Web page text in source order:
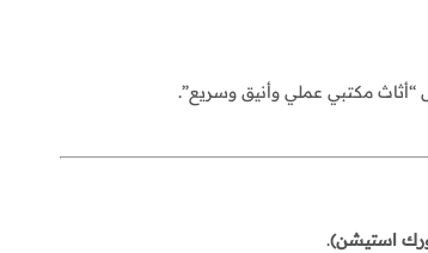
“أثاث مكتبي عملي وأنيق وسريع”.
استيشن).